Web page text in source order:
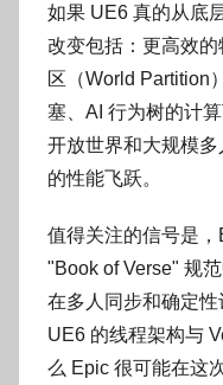
如果 UE6 真的从底
改变包括：更高效
区（World Partition
塞、AI 行为树的计
开放世界和大规模
的性能飞跃。
值得关注的信号是
"Book of Verse" 规
在多人同步和确定
UE6 的线程架构与
么 Epic 很可能在这